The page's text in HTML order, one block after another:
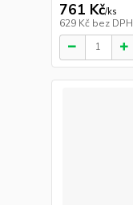
761 Kč/ks
629 Kč bez DPH